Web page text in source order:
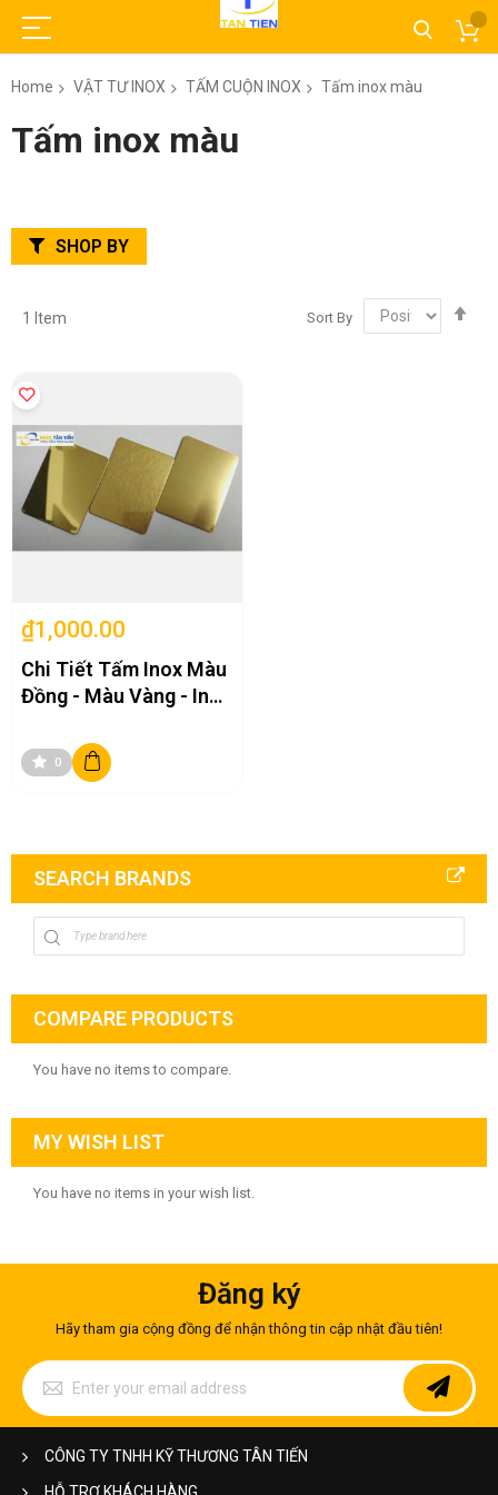
Home VẬT TƯ INOX TẤM CUỘN INOX Tấm inox màu
Tấm inox màu
1 Item Sort By
₫1,000.00
Chi Tiết Tấm Inox Màu
Đồng - Màu Vàng - Inox
0
SHOP BY
SEARCH BRANDS
COMPARE PRODUCTS
You have no items to compare.
MY WISH LIST
You have no items in your wish list.
Đăng ký
Hãy tham gia cộng đồng để nhận thông tin cập nhật đầu tiên!
Sign
Up
for
Our
Newsletter:
CÔNG TY TNHH KỸ THƯƠNG TÂN TIẾN
HỖ TRỢ KHÁCH HÀNG